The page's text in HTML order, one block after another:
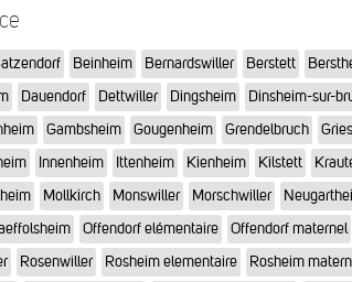
Beinheim Bernardswiller Berstett
Dauendorf Dettwiller Dingsheim Dinsheim-sur-
Gambsheim Gougenheim Grendelbruch
Innenheim Ittenheim Kienheim Kilstett
Mollkirch Monswiller Morschwiller
Offendorf elémentaire Offendorf maternel
Rosenwiller Rosheim elementaire Rosheim